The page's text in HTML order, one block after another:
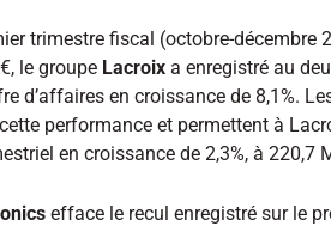
trimestre fiscal (octobre-décembre
le groupe Lacroix a enregistré au
d’affaires en croissance de 8,1%.
performance et permettent à
en croissance de 2,3%, à 220,7
efface le recul enregistré sur le